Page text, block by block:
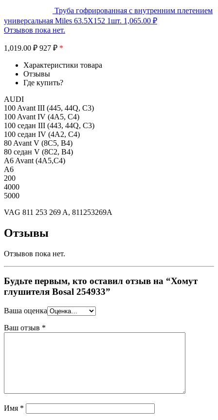
Труба гофрированная с внутренним плетением
универсальная Miles 63.5X152 1шт. 1,065.00 ₽
Отзывов пока нет.
1,019.00 ₽ 927 ₽ *
Характеристики товара
Отзывы
Где купить?
AUDI
100 Avant III (445, 44Q, C3)
100 Avant IV (4A5, C4)
100 седан III (443, 44Q, C3)
100 седан IV (4A2, C4)
80 Avant V (8C5, B4)
80 седан V (8C2, B4)
A6 Avant (4A5,C4)
A6
200
4000
5000
VAG 811 253 269 A, 811253269A
Отзывы
Отзывов пока нет.
Будьте первым, кто оставил отзыв на “Хомут
глушителя Bosal 254933”
Ваша оценка
Ваш отзыв *
Имя *